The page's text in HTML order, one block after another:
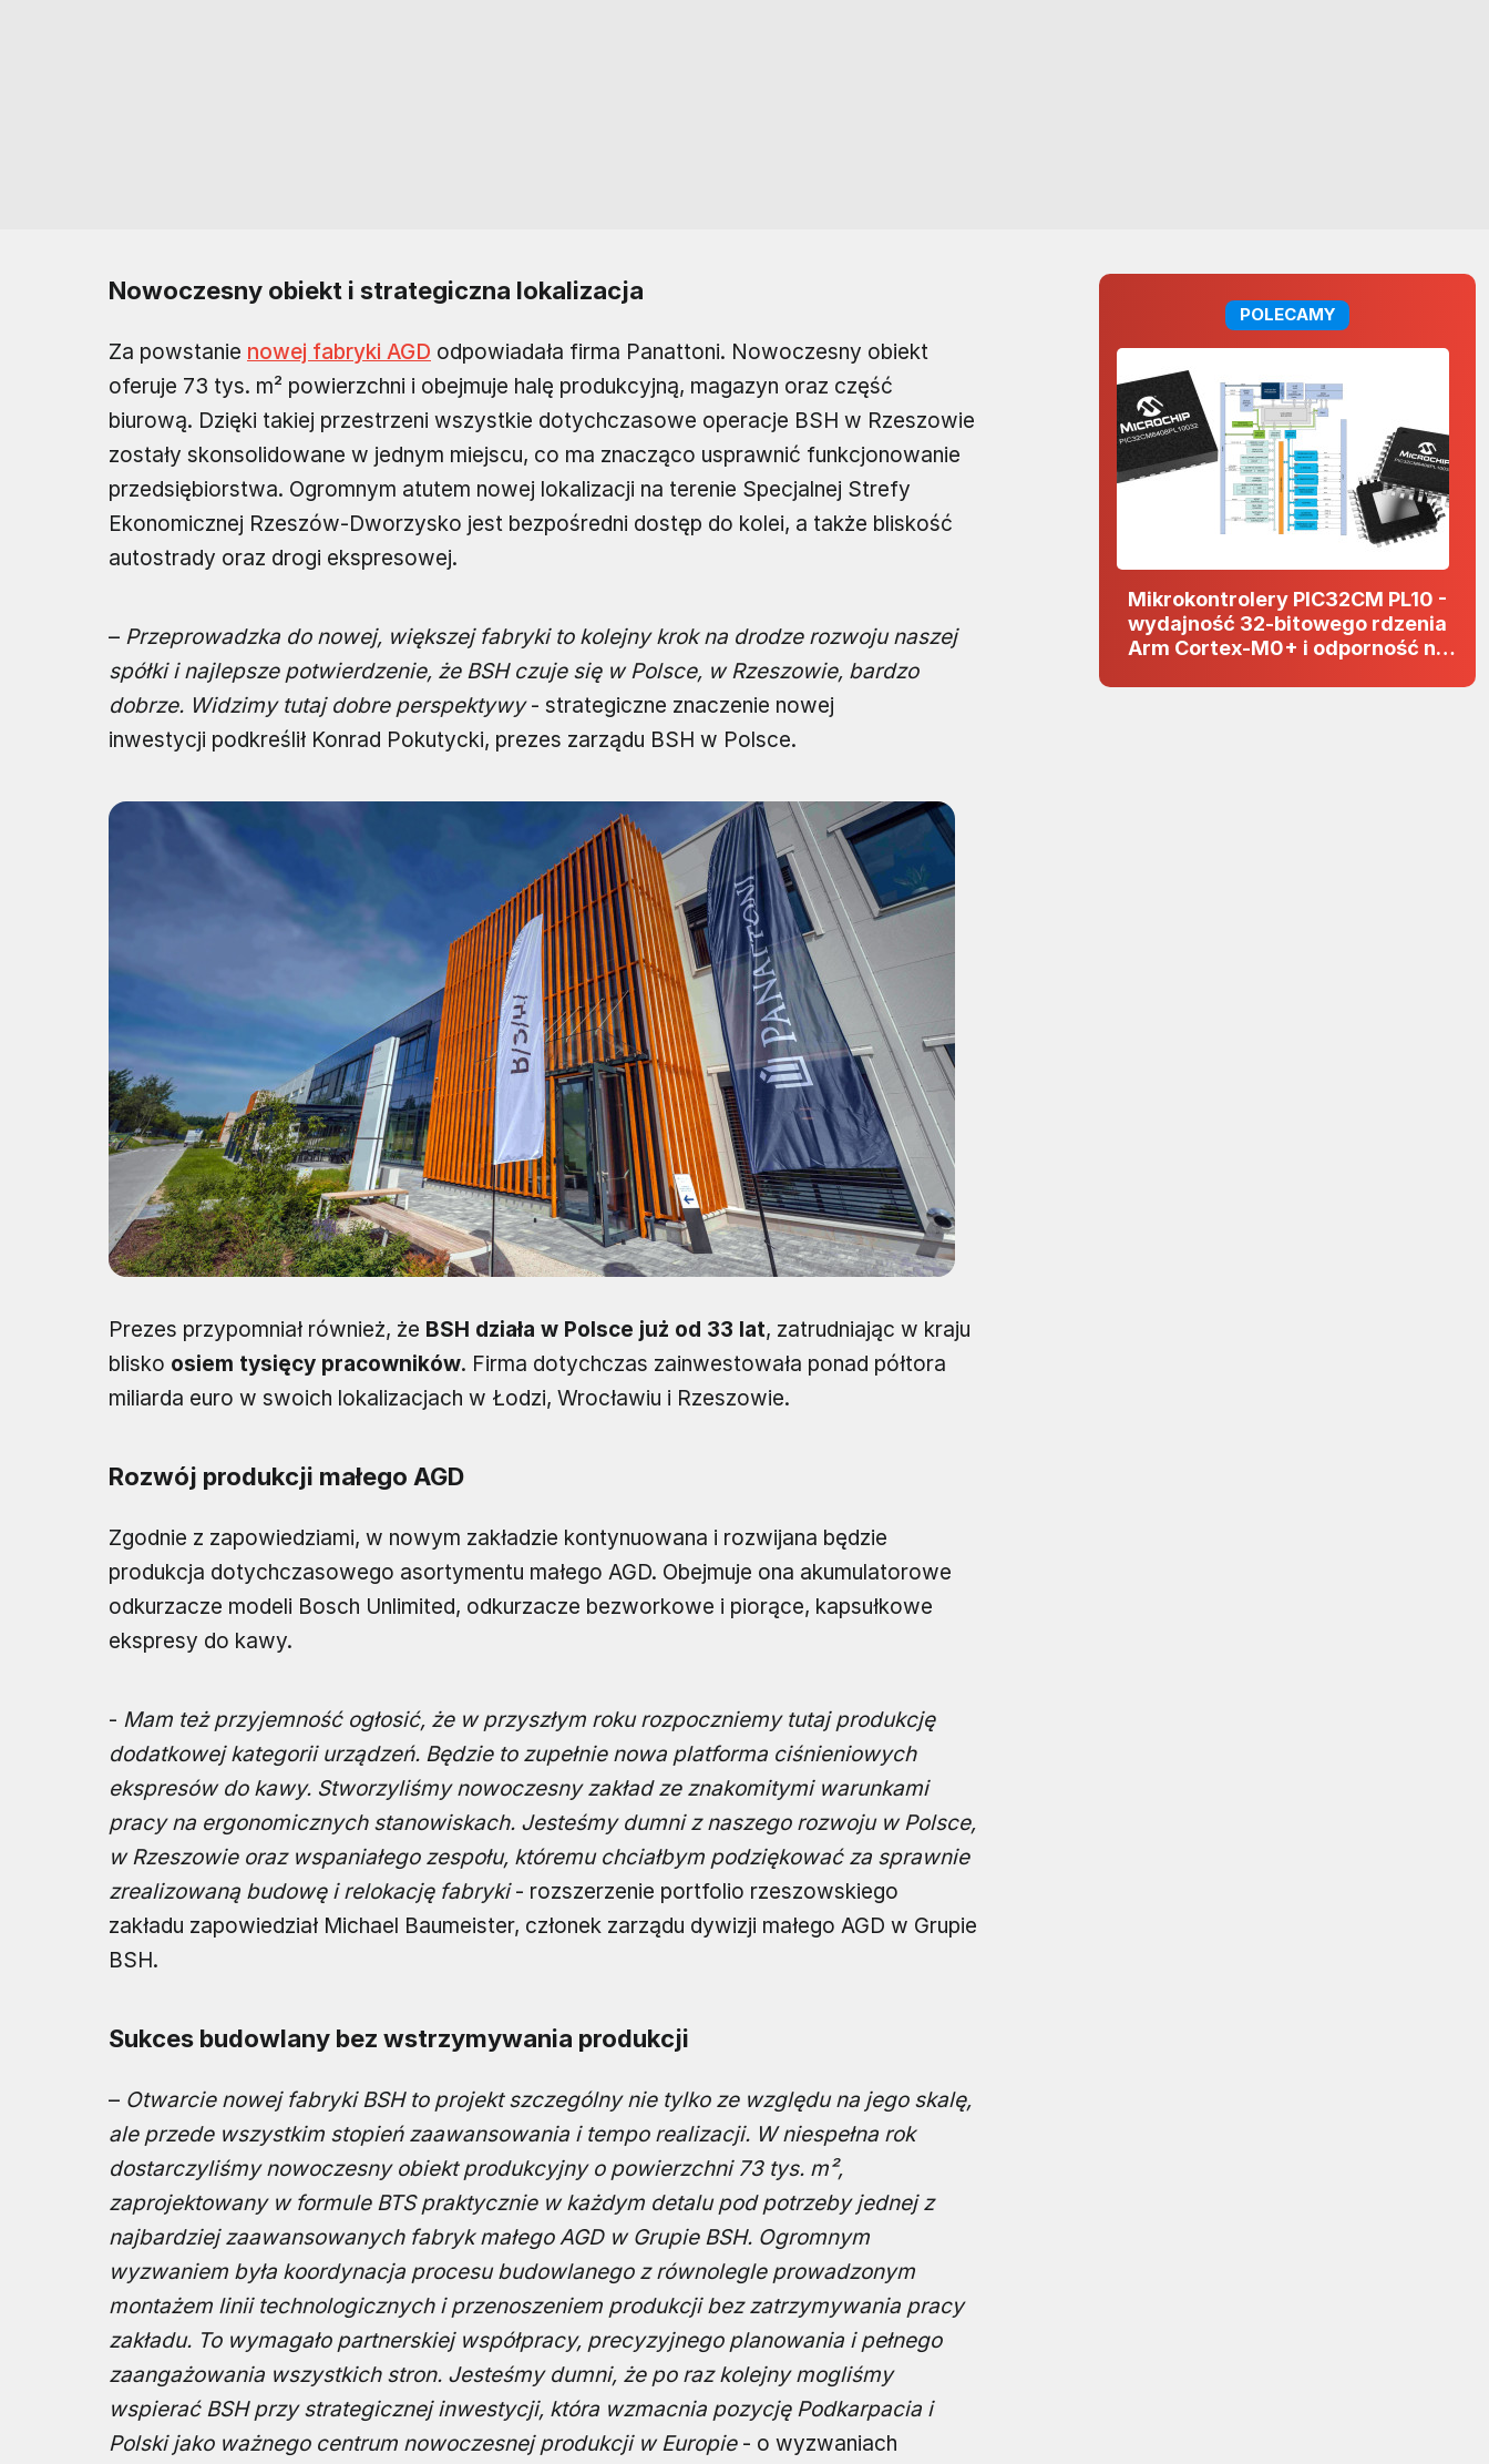
Nowoczesny obiekt i strategiczna lokalizacja
Za powstanie nowej fabryki AGD odpowiadała firma Panattoni. Nowoczesny obiekt
oferuje 73 tys. m² powierzchni i obejmuje halę produkcyjną, magazyn oraz część
biurową. Dzięki takiej przestrzeni wszystkie dotychczasowe operacje BSH w Rzeszowie
zostały skonsolidowane w jednym miejscu, co ma znacząco usprawnić funkcjonowanie
przedsiębiorstwa. Ogromnym atutem nowej lokalizacji na terenie Specjalnej Strefy
Ekonomicznej Rzeszów-Dworzysko jest bezpośredni dostęp do kolei, a także bliskość
autostrady oraz drogi ekspresowej.
– Przeprowadzka do nowej, większej fabryki to kolejny krok na drodze rozwoju naszej
spółki i najlepsze potwierdzenie, że BSH czuje się w Polsce, w Rzeszowie, bardzo
dobrze. Widzimy tutaj dobre perspektywy- strategiczne znaczenie nowej
inwestycji podkreślił Konrad Pokutycki, prezes zarządu BSH w Polsce.
Prezes przypomniał również, że BSH działa w Polsce już od 33 lat, zatrudniając w kraju
blisko osiem tysięcy pracowników. Firma dotychczas zainwestowała ponad półtora
miliarda euro w swoich lokalizacjach w Łodzi, Wrocławiu i Rzeszowie.
Rozwój produkcji małego AGD
Zgodnie z zapowiedziami, w nowym zakładzie kontynuowana i rozwijana będzie
produkcja dotychczasowego asortymentu małego AGD. Obejmuje ona akumulatorowe
odkurzacze modeli Bosch Unlimited, odkurzacze bezworkowe i piorące, kapsułkowe
ekspresy do kawy.
- Mam też przyjemność ogłosić, że w przyszłym roku rozpoczniemy tutaj produkcję
dodatkowej kategorii urządzeń. Będzie to zupełnie nowa platforma ciśnieniowych
ekspresów do kawy. Stworzyliśmy nowoczesny zakład ze znakomitymi warunkami
pracy na ergonomicznych stanowiskach. Jesteśmy dumni z naszego rozwoju w Polsce,
w Rzeszowie oraz wspaniałego zespołu, któremu chciałbym podziękować za sprawnie
zrealizowaną budowę i relokację fabryki- rozszerzenie portfolio rzeszowskiego
zakładu zapowiedział Michael Baumeister, członek zarządu dywizji małego AGD w Grupie
BSH.
Sukces budowlany bez wstrzymywania produkcji
– Otwarcie nowej fabryki BSH to projekt szczególny nie tylko ze względu na jego skalę,
ale przede wszystkim stopień zaawansowania i tempo realizacji. W niespełna rok
dostarczyliśmy nowoczesny obiekt produkcyjny o powierzchni 73 tys. m²,
zaprojektowany w formule BTS praktycznie w każdym detalu pod potrzeby jednej z
najbardziej zaawansowanych fabryk małego AGD w Grupie BSH. Ogromnym
wyzwaniem była koordynacja procesu budowlanego z równolegle prowadzonym
montażem linii technologicznych i przenoszeniem produkcji bez zatrzymywania pracy
zakładu. To wymagało partnerskiej współpracy, precyzyjnego planowania i pełnego
zaangażowania wszystkich stron. Jesteśmy dumni, że po raz kolejny mogliśmy
wspierać BSH przy strategicznej inwestycji, która wzmacnia pozycję Podkarpacia i
Polski jako ważnego centrum nowoczesnej produkcji w Europie- o wyzwaniach
POLECAMY
Mikrokontrolery PIC32CM PL10 -
wydajność 32-bitowego rdzenia
Arm Cortex-M0+ i odporność na